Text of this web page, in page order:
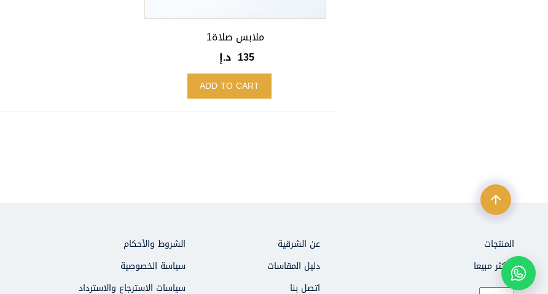
ملابس صلاة1
د.إ 135
ADD TO CART
المنتجات
الأكثر مبيعا
عن الشرقية
دليل المقاسات
اتصل بنا
الشروط والأحكام
سياسة الخصوصية
سياسات الاسترجاع والاسترداد
971508763434
طلبات التوظيف